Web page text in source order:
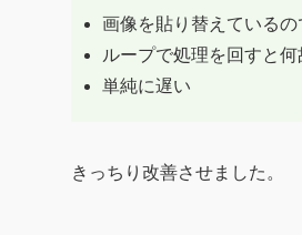
画像を貼り替えているの
ループで処理を回すと
単純に遅い
きっちり改善させました。